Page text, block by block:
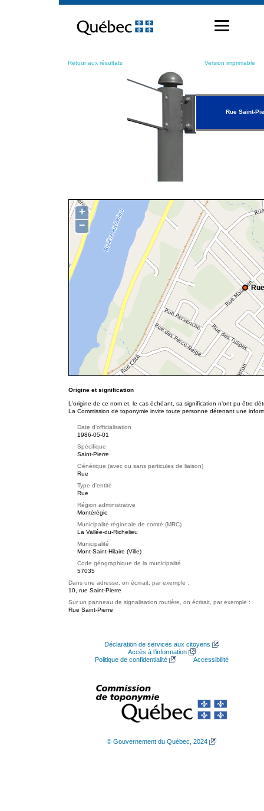
contenu
Retour aux résultats Version imprimable
Rue Saint-
+
−
Origine et signification
L'origine de ce nom et, le cas échéant, sa signification n’ont pu être
La Commission de toponymie invite toute personne détenant une
Date d'officialisation
1986-05-01
Spécifique
Saint-Pierre
Générique (avec ou sans particules de liaison)
Rue
Type d'entité
Rue
Région administrative
Montérégie
Municipalité régionale de comté (MRC)
La Vallée-du-Richelieu
Municipalité
Mont-Saint-Hilaire (Ville)
Code géographique de la municipalité
57035
Dans une adresse, on écrirait, par exemple :
10, rue Saint-Pierre
Sur un panneau de signalisation routière, on écrirait, par exemple :
Rue Saint-Pierre
Déclaration de services aux citoyens
Accès à l’information
Politique de confidentialité
Accessibilité
© Gouvernement du Québec, 2024